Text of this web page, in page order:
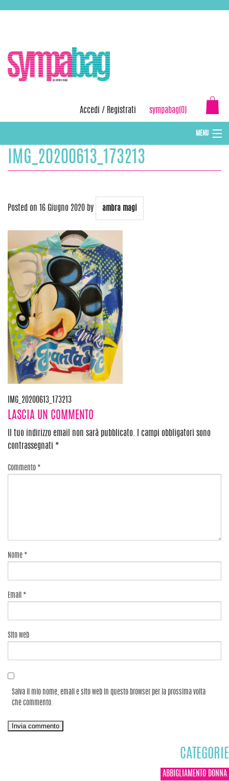
Accedi / Registrati sympabag(0)
MENU
CAPPELLI INVERNALI DONNA
IMG_20200613_173213
Posted on 16 Giugno 2020 by ambra magi
Navigazione
articoli
IMG_20200613_173213
LASCIA UN COMMENTO
Il tuo indirizzo email non sarà pubblicato.
I campi obbligatori sono
contrassegnati *
Commento *
Nome *
Email *
Sito web
Salva il mio nome, email e sito web in questo browser per la prossima volta
che commento.
CATEGORIE
ABBIGLIAMENTO DONNA